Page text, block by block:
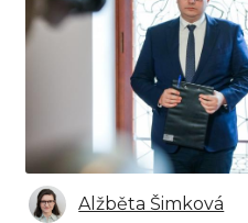
Alžběta Šimková